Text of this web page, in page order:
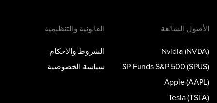
الأصول الشائعة
Nvidia (NVDA)
SP Funds S&P 500 (SPUS)
Apple (AAPL)
Tesla (TSLA)
القانونية والتنظيمية
الشروط والأحكام
سياسة الخصوصية